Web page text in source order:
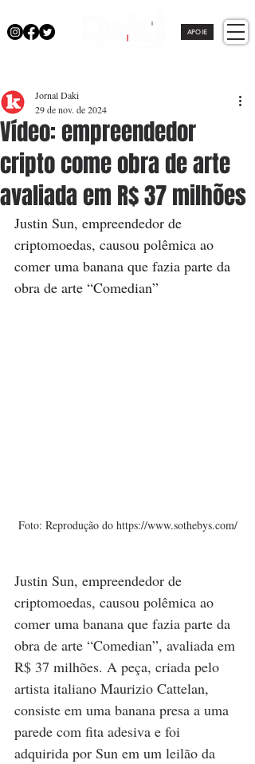
APOIE
Vídeo: empreendedor
cripto come obra de arte
avaliada em R$ 37 milhões
Jornal Daki
29 de nov. de 2024
Justin Sun, empreendedor de
criptomoedas, causou polêmica ao
comer uma banana que fazia parte da
obra de arte “Comedian”
Foto: Reprodução do https://www.sothebys.com/
Justin Sun, empreendedor de
criptomoedas, causou polêmica ao
comer uma banana que fazia parte da
obra de arte “Comedian”, avaliada em
R$ 37 milhões. A peça, criada pelo
artista italiano Maurizio Cattelan,
consiste em uma banana presa a uma
parede com fita adesiva e foi
adquirida por Sun em um leilão da